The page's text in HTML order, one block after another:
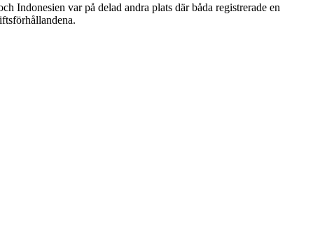
Indonesien var på delad andra plats där båda registrerade en